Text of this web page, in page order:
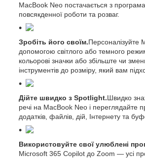
MacBook Neo постачається з
повсякденної роботи та розваг.
Зробіть його своїм.Персоналізуйте
допомогою світлого або темного
кольорові значки або збільште чи
інструментів до розміру, який вам
Дійте швидко з Spotlight.Швидко
речі на MacBook Neo і переглядайте
додатків, файлів, дій, Інтернету та
Використовуйте свої улюблені
Microsoft 365 Copilot до Zoom — усі